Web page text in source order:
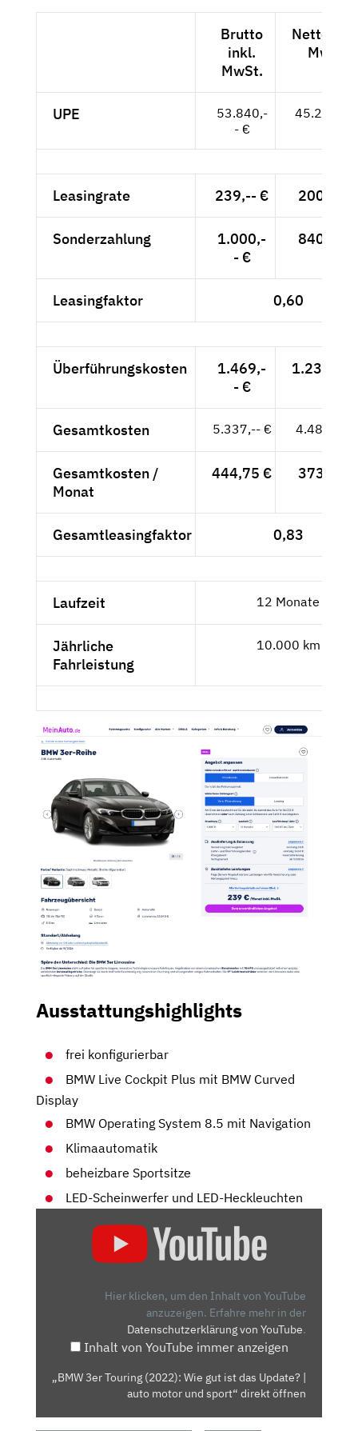
Brutto
inkl.
MwSt.
Netto
MwSt.
UPE
53.840,-
- €
45.244,--
Leasingrate 239,-- € 200,84 €
Sonderzahlung
1.000,-
- €
840,34 €
Leasingfaktor 0,60
Überführungskosten
1.469,-
- €
1.234,45
Gesamtkosten 5.337,-- € 4.484,87
Gesamtkosten /
Monat
444,75 € 373,74 €
Gesamtleasingfaktor 0,83
Laufzeit 12 Monate
Jährliche
Fahrleistung
10.000 km
Ausstattungshighlights
frei konfigurierbar
BMW Live Cockpit Plus mit BMW Curved
Display
BMW Operating System 8.5 mit Navigation
Klimaautomatik
beheizbare Sportsitze
LED-Scheinwerfer und LED-Heckleuchten
UPDATE?
MOTOR
Hier klicken, um den Inhalt von YouTube
anzuzeigen. Erfahre mehr in der
Datenschutzerklärung von YouTube.
Inhalt von YouTube immer anzeigen
„BMW 3er Touring (2022): Wie gut ist das Update? |
auto motor und sport“ direkt öffnen